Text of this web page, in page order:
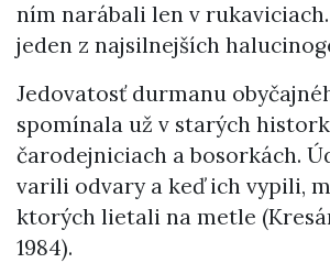
ním narábali len v
jeden z najsilnejších
Jedovatosť durmanu
spomínala už v starých
čarodejniciach a bosorkách.
varili odvary a keď ich vypili,
ktorých lietali na metle
1984).